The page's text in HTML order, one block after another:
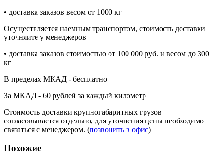
• доставка заказов весом от 1000 кг
Осуществляется наемным транспортом, стоимость доставки
уточняйте у менеджеров
• доставка заказов стоимостью от 100 000 руб. и весом до 300
кг
В пределах МКАД - бесплатно
За МКАД - 60 рублей за каждый километр
Стоимость доставки крупногабаритных грузов
согласовывается отдельно, для уточнения цены необходимо
связаться с менеджером. (позвонить в офис)
Похожие